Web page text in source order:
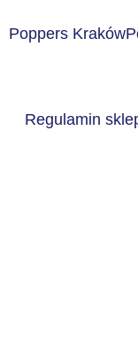
Poppers Kraków
Regulamin